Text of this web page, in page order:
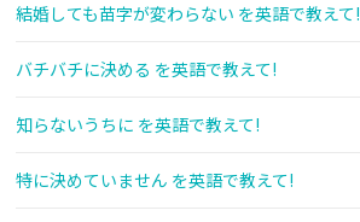
結婚しても苗字が変わらない を英語で教えて!
バチバチに決める を英語で教えて!
知らないうちに を英語で教えて!
特に決めていません を英語で教えて!